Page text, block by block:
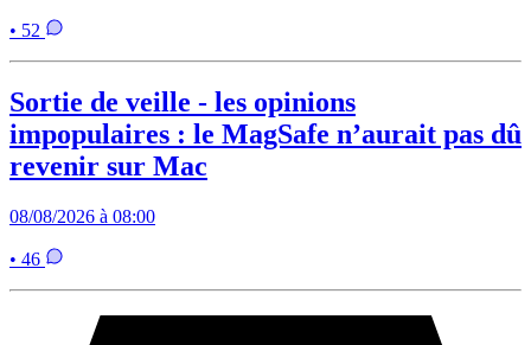
• 52
Sortie de veille - les opinions
impopulaires : le MagSafe n’aurait pas dû
revenir sur Mac
08/08/2026 à 08:00
• 46